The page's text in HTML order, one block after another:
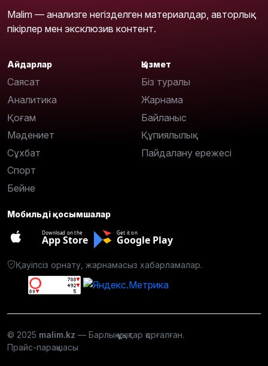
Malim — анализге негізделген материалдар, авторлық
пікірлер мен эксклюзив контент.
Айдарлар
Саясат
Аналитика
Қоғам
Мәдениет
Сұхбат
Спорт
Бейне
Қызмет
Біз туралы
Жарнама
Байланыс
Құпиялылық
Пайдалану ережесі
Мобильді қосымшалар
Download on the
App Store
Get it on
Google Play
Қауіпсіз орнату, жарнамасыз хабарламалар.
© 2025 malim.kz — Барлық құқықтар қорғалған.
Прайс-парақшасы